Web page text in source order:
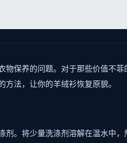
物保养的问题。对于那些价值不
法，让你的羊绒衫恢复原貌。
剂。将少量洗涤剂溶解在温水中